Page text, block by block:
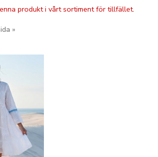
produkt i vårt sortiment för tillfället.
»